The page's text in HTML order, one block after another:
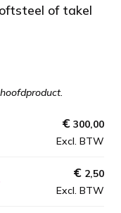
of takel
€ 300,00
Excl. BTW
€ 2,50
Excl. BTW